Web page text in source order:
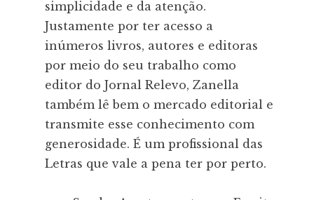
simplicidade e da atenção.
Justamente por ter acesso a
inúmeros livros, autores e editoras
por meio do seu trabalho como
editor do Jornal Relevo, Zanella
também lê bem o mercado editorial e
transmite esse conhecimento com
generosidade. É um profissional das
Letras que vale a pena ter por perto.